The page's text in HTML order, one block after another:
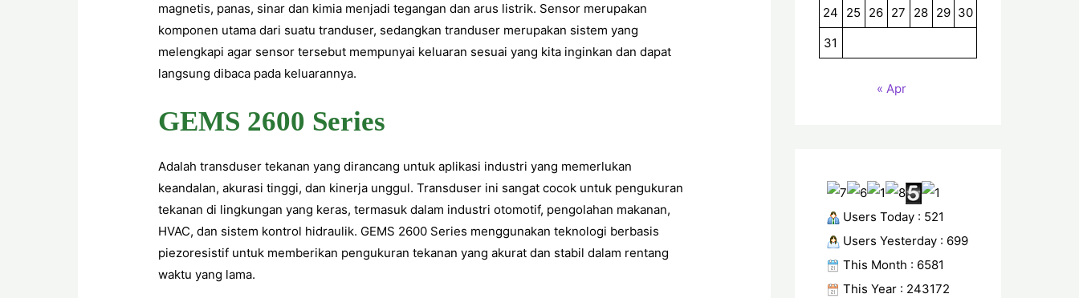
magnetis, panas, sinar dan kimia menjadi tegangan dan arus listrik. Sensor merupakan
komponen utama dari suatu tranduser, sedangkan tranduser merupakan sistem yang
melengkapi agar sensor tersebut mempunyai keluaran sesuai yang kita inginkan dan dapat
langsung dibaca pada keluarannya.
GEMS 2600 Series
Adalah transduser tekanan yang dirancang untuk aplikasi industri yang memerlukan
keandalan, akurasi tinggi, dan kinerja unggul. Transduser ini sangat cocok untuk pengukuran
tekanan di lingkungan yang keras, termasuk dalam industri otomotif, pengolahan makanan,
HVAC, dan sistem kontrol hidraulik. GEMS 2600 Series menggunakan teknologi berbasis
piezoresistif untuk memberikan pengukuran tekanan yang akurat dan stabil dalam rentang
waktu yang lama.
24
25 26 27 28 29 30
31
« Apr
Users Today : 521
Users Yesterday : 699
This Month : 6581
This Year : 243172